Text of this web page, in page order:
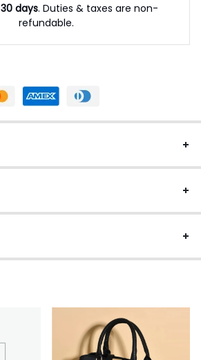
30 days. Duties & taxes are non-
refundable.